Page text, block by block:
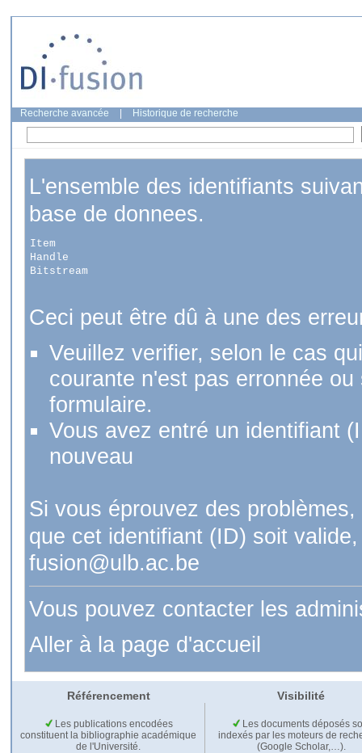
Recherche avancée Historique de recherche
L'ensemble des identifiants
base de donnees.
Item
Handle
Bitstream
Ceci peut être dû à une des
Veuillez verifier, selon le cas
courante n'est pas erronnée
formulaire.
Vous avez entré un identifiant
nouveau
Si vous éprouvez des
que cet identifiant (ID) soit
fusion@ulb.ac.be
Vous pouvez contacter les
Aller à la page d'accueil
Référencement Visibilité
Les publications encodées
constituent la bibliographie académique
de l'Université.
Les documents déposés
indexés par les moteurs de
(Google Scholar,…).